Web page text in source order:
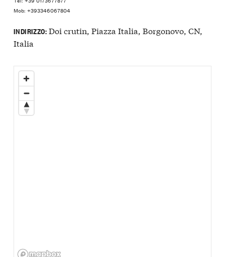
Mob: +393346067804
INDIRIZZO:Doi crutin, Piazza Italia, Borgonovo, CN,
Italia